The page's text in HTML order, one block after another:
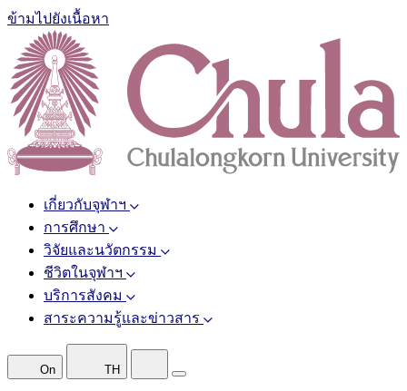
ข้ามไปยังเนื้อหา
เกี่ยวกับจุฬาฯ
การศึกษา
วิจัยและนวัตกรรม
ชีวิตในจุฬาฯ
บริการสังคม
สาระความรู้และข่าวสาร
On TH